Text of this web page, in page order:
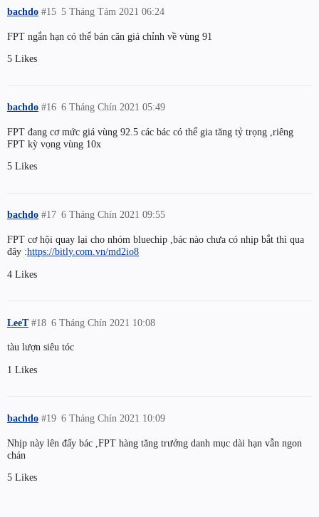
bachdo 5 Tháng Tám 2021 06:24
#15
FPT ngắn hạn có thể bán căn giá chỉnh về vùng 91
5 Likes
bachdo 6 Tháng Chín 2021 05:49
#16
FPT đang cơ mức giá vùng 92.5 các bác có thể gia tăng tỷ trọng ,riêng
FPT kỳ vọng vùng 10x
5 Likes
bachdo 6 Tháng Chín 2021 09:55
#17
FPT cơ hội quay lại cho nhóm bluechip ,bác nào chưa có nhịp bắt thì qua
đây :https://bitly.com.vn/md2io8
4 Likes
LeeT 6 Tháng Chín 2021 10:08
#18
tàu lượn siêu tóc
1 Likes
bachdo 6 Tháng Chín 2021 10:09
#19
Nhịp này lên đấy bác ,FPT hàng tăng trưởng danh mục dài hạn vẫn ngon
chán
5 Likes